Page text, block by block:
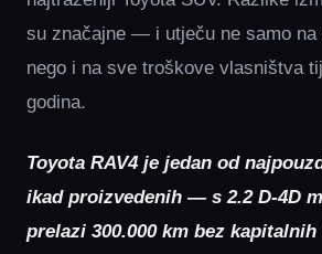
su značajne — i utječu ne samo na
nego i na sve troškove vlasništva
godina.
Toyota RAV4 je jedan od
ikad proizvedenih — s 2.2 D-4D
prelazi 300.000 km bez